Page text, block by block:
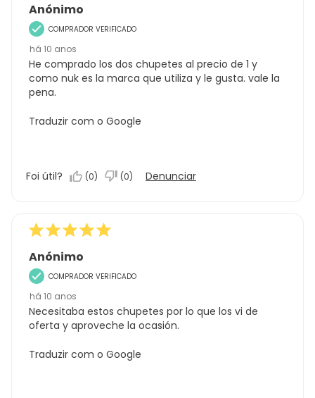
Anónimo
COMPRADOR VERIFICADO
há 10 anos
He comprado los dos chupetes al precio de 1 y
como nuk es la marca que utiliza y le gusta. vale la
pena.
Traduzir com o Google
Foi útil? (0) (0) Denunciar
Anónimo
COMPRADOR VERIFICADO
há 10 anos
Necesitaba estos chupetes por lo que los vi de
oferta y aproveche la ocasión.
Traduzir com o Google